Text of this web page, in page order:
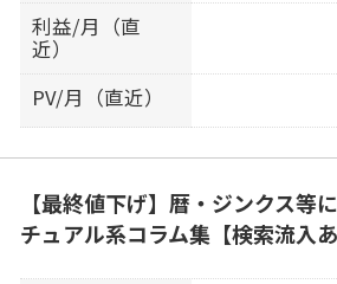
利益/月（直
近）
PV/月（直近）
【最終値下げ】暦・ジンクス等
チュアル系コラム集【検索流入